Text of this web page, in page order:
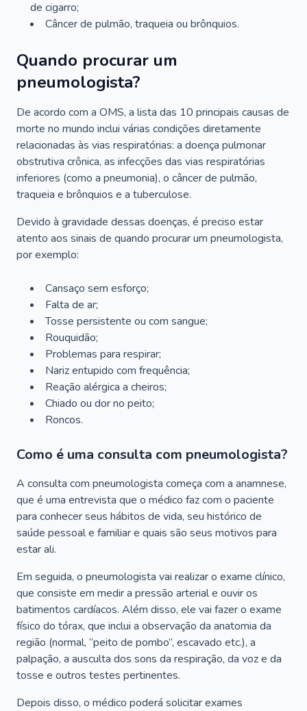
de cigarro;
Câncer de pulmão, traqueia ou brônquios.
Quando procurar um
pneumologista?
De acordo com a OMS, a lista das 10 principais causas de
morte no mundo inclui várias condições diretamente
relacionadas às vias respiratórias: a doença pulmonar
obstrutiva crônica, as infecções das vias respiratórias
inferiores (como a pneumonia), o câncer de pulmão,
traqueia e brônquios e a tuberculose.
Devido à gravidade dessas doenças, é preciso estar
atento aos sinais de quando procurar um pneumologista,
por exemplo:
Cansaço sem esforço;
Falta de ar;
Tosse persistente ou com sangue;
Rouquidão;
Problemas para respirar;
Nariz entupido com frequência;
Reação alérgica a cheiros;
Chiado ou dor no peito;
Roncos.
Como é uma consulta com pneumologista?
A consulta com pneumologista começa com a anamnese,
que é uma entrevista que o médico faz com o paciente
para conhecer seus hábitos de vida, seu histórico de
saúde pessoal e familiar e quais são seus motivos para
estar ali.
Em seguida, o pneumologista vai realizar o exame clínico,
que consiste em medir a pressão arterial e ouvir os
batimentos cardíacos. Além disso, ele vai fazer o exame
físico do tórax, que inclui a observação da anatomia da
região (normal, “peito de pombo”, escavado etc.), a
palpação, a ausculta dos sons da respiração, da voz e da
tosse e outros testes pertinentes.
Depois disso, o médico poderá solicitar exames